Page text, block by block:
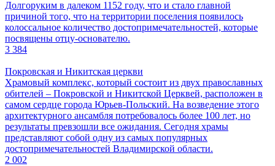
Долгоруким в далеком 1152 году, что и стало главной
причиной того, что на территории поселения появилось
колоссальное количество достопримечательностей, которые
посвящены отцу-основателю.
3 384
Покровская и Никитская церкви
Храмовый комплекс, который состоит из двух православных
обителей – Покровской и Никитской Церквей, расположен в
самом сердце города Юрьев-Польский. На возведение этого
архитектурного ансамбля потребовалось более 100 лет, но
результаты превзошли все ожидания. Сегодня храмы
представляют собой одну из самых популярных
достопримечательностей Владимирской области.
2 002